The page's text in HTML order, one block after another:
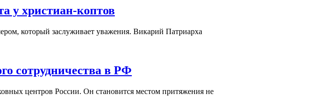
у христиан-коптов
который заслуживает уважения. Викарий Патриарха
сотрудничества в РФ
центров России. Он становится местом притяжения не